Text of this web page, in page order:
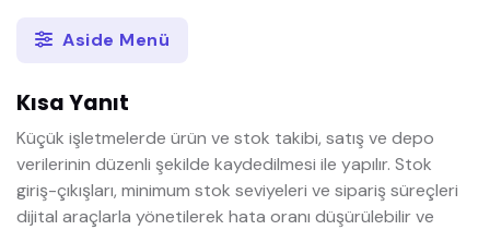
Aside Menü
Kısa Yanıt
Küçük işletmelerde ürün ve stok takibi, satış ve depo
verilerinin düzenli şekilde kaydedilmesi ile yapılır. Stok
giriş-çıkışları, minimum stok seviyeleri ve sipariş süreçleri
dijital araçlarla yönetilerek hata oranı düşürülebilir ve